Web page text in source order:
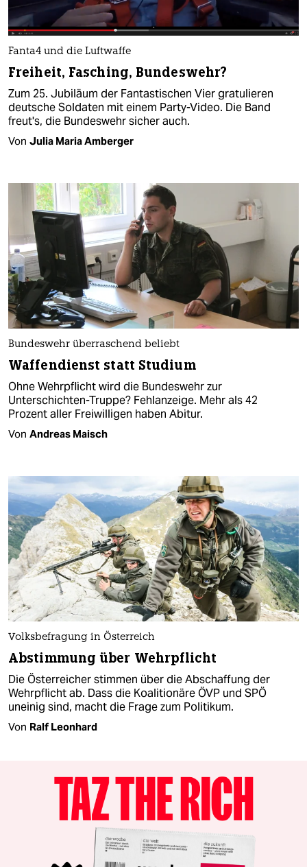
Fanta4 und die Luftwaffe
Freiheit, Fasching, Bundeswehr?
Zum 25. Jubiläum der Fantastischen Vier gratulieren
deutsche Soldaten mit einem Party-Video. Die Band
freut's, die Bundeswehr sicher auch.
Von Julia Maria Amberger
Bundeswehr überraschend beliebt
Waffendienst statt Studium
Ohne Wehrpflicht wird die Bundeswehr zur
Unterschichten-Truppe? Fehlanzeige. Mehr als 42
Prozent aller Freiwilligen haben Abitur.
Von Andreas Maisch
Volksbefragung in Österreich
Abstimmung über Wehrpflicht
Die Österreicher stimmen über die Abschaffung der
Wehrpflicht ab. Dass die Koalitionäre ÖVP und SPÖ
uneinig sind, macht die Frage zum Politikum.
Von Ralf Leonhard